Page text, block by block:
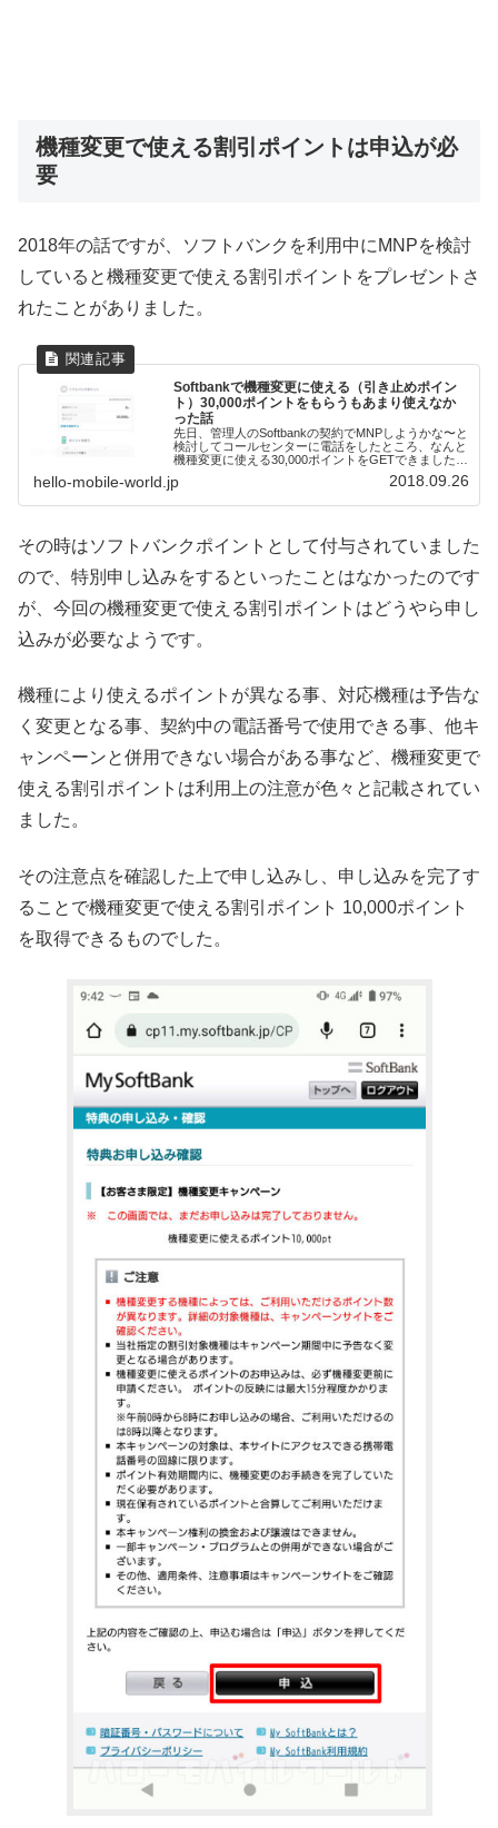
機種変更で使える割引ポイントは申込が必
要
2018年の話ですが、ソフトバンクを利用中にMNPを検討
していると機種変更で使える割引ポイントをプレゼントさ
れたことがありました。
Softbankで機種変更に使える（引き止めポイン
ト）30,000ポイントをもらうもあまり使えなか
った話
先日、管理人のSoftbankの契約でMNPしようかな〜と
検討してコールセンターに電話をしたところ、なんと
機種変更に使える30,000ポイントをGETできました！
しかしながらこの30,000ポイントは少し癖のあるポイ
ントでした。コールセンタ...
hello-mobile-world.jp 2018.09.26
その時はソフトバンクポイントとして付与されていました
ので、特別申し込みをするといったことはなかったのです
が、今回の機種変更で使える割引ポイントはどうやら申し
込みが必要なようです。
機種により使えるポイントが異なる事、対応機種は予告な
く変更となる事、契約中の電話番号で使用できる事、他キ
ャンペーンと併用できない場合がある事など、機種変更で
使える割引ポイントは利用上の注意が色々と記載されてい
ました。
その注意点を確認した上で申し込みし、申し込みを完了す
ることで機種変更で使える割引ポイント 10,000ポイント
を取得できるものでした。